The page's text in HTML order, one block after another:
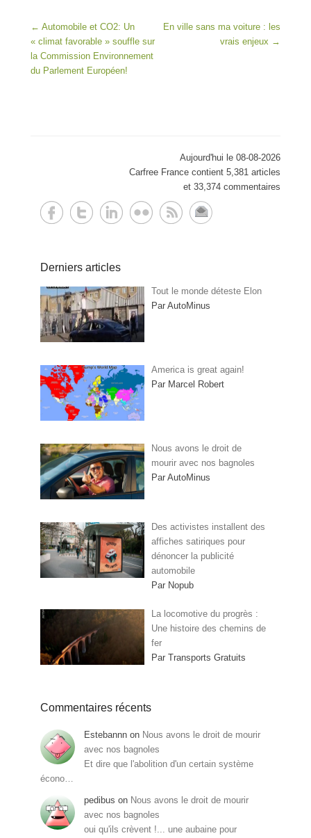
Post navigation
← Automobile et CO2: Un
« climat favorable » souffle sur
la Commission Environnement
du Parlement Européen!
En ville sans ma voiture : les
vrais enjeux →
Aujourd'hui le 08-08-2026
Carfree France contient 5,381 articles
et 33,374 commentaires
Derniers articles
Tout le monde déteste Elon
Par AutoMinus
America is great again!
Par Marcel Robert
Nous avons le droit de
mourir avec nos bagnoles
Par AutoMinus
Des activistes installent des
affiches satiriques pour
dénoncer la publicité
automobile
Par Nopub
La locomotive du progrès :
Une histoire des chemins de
fer
Par Transports Gratuits
Commentaires récents
Estebannn on Nous avons le droit de mourir
avec nos bagnoles
Et dire que l'abolition d'un certain système
écono…
pedibus on Nous avons le droit de mourir
avec nos bagnoles
oui qu'ils crèvent !... une aubaine pour